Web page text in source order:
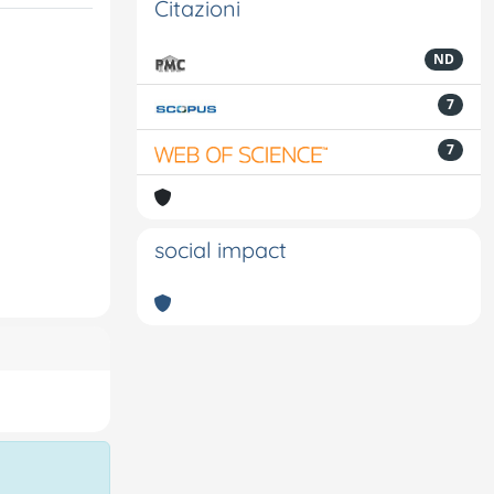
Citazioni
ND
7
7
social impact